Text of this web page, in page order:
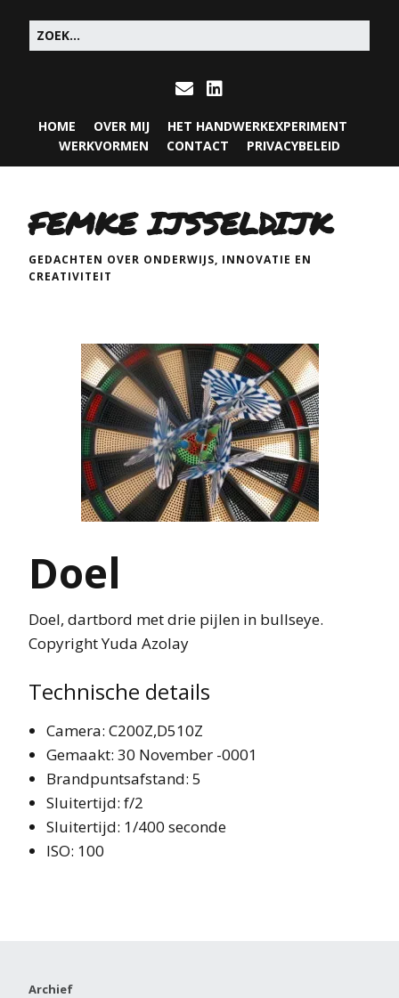
HOME OVER MIJ
HET HANDWERKEXPERIMENT
WERKVORMEN
CONTACT PRIVACYBELEID
FEMKE IJSSELDIJK
GEDACHTEN OVER ONDERWIJS, INNOVATIE EN
CREATIVITEIT
Doel
Doel, dartbord met drie pijlen in bullseye.
Copyright Yuda Azolay
Technische details
Camera: C200Z,D510Z
Gemaakt: 30 November -0001
Brandpuntsafstand: 5
Sluitertijd: f/2
Sluitertijd: 1/400 seconde
ISO: 100
Archief